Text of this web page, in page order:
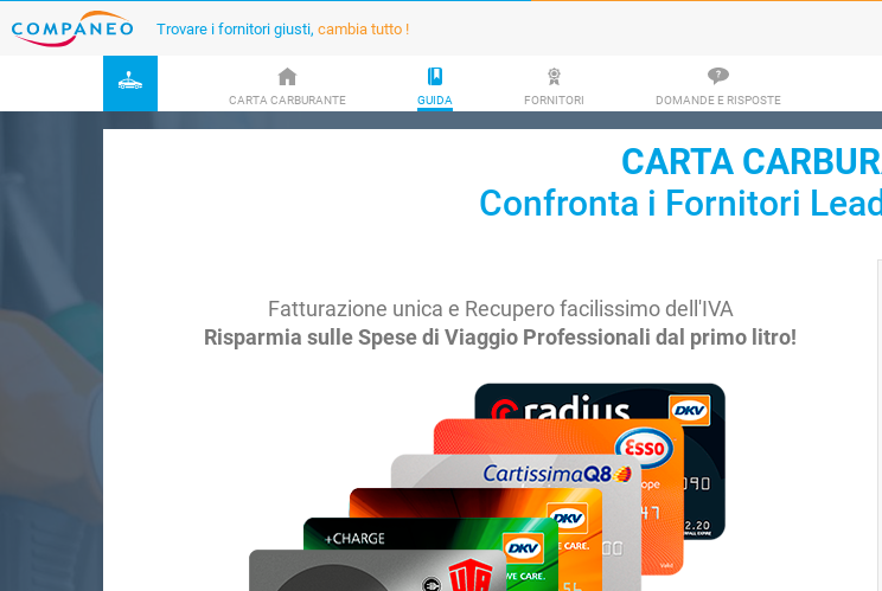
Trovare i fornitori giusti, cambia tutto !
CARTA CARBURANTE GUIDA FORNITORI DOMANDE E RISPOSTE
CARTA
Confronta i Fornitori
Fatturazione unica e Recupero facilissimo dell'IVA
Risparmia sulle Spese di Viaggio Professionali dal primo litro!